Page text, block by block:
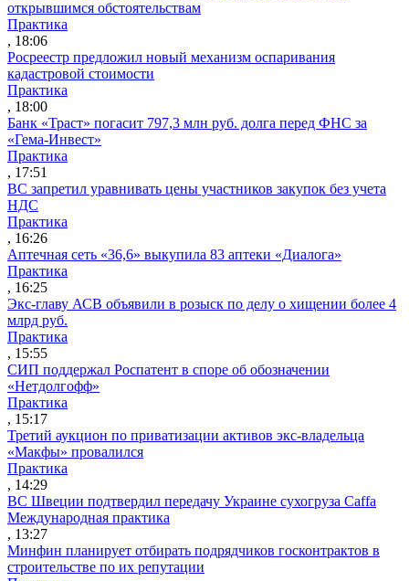
открывшимся обстоятельствам
Практика
, 18:06
Росреестр предложил новый механизм оспаривания
кадастровой стоимости
Практика
, 18:00
Банк «Траст» погасит 797,3 млн руб. долга перед ФНС за
«Гема-Инвест»
Практика
, 17:51
ВС запретил уравнивать цены участников закупок без учета
НДС
Практика
, 16:26
Аптечная сеть «36,6» выкупила 83 аптеки «Диалога»
Практика
, 16:25
Экс-главу АСВ объявили в розыск по делу о хищении более 4
млрд руб.
Практика
, 15:55
СИП поддержал Роспатент в споре об обозначении
«Нетдолгофф»
Практика
, 15:17
Третий аукцион по приватизации активов экс-владельца
«Макфы» провалился
Практика
, 14:29
ВС Швеции подтвердил передачу Украине сухогруза Caffa
Международная практика
, 13:27
Минфин планирует отбирать подрядчиков госконтрактов в
строительстве по их репутации